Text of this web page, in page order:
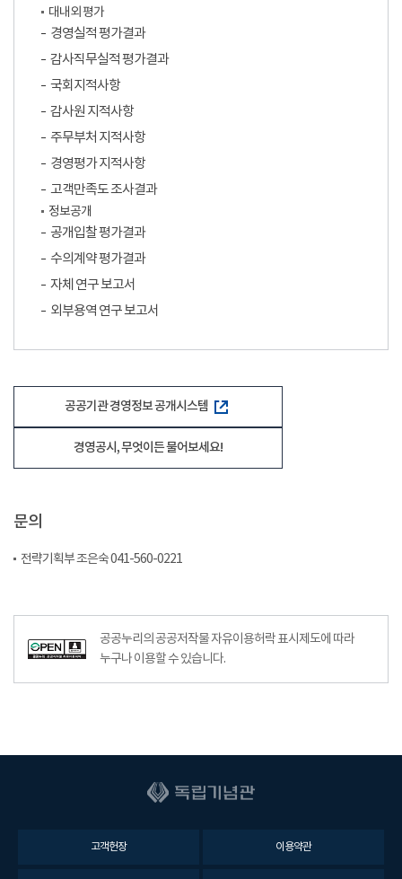
대내외 평가
경영실적 평가결과
감사직무실적 평가결과
국회지적사항
감사원 지적사항
주무부처 지적사항
경영평가 지적사항
고객만족도 조사결과
정보공개
공개입찰 평가결과
수의계약 평가결과
자체 연구 보고서
외부용역 연구 보고서
공공기관 경영정보 공개시스템
경영공시, 무엇이든 물어보세요!
문의
전략기획부 조은숙 041-560-0221
공공누리의 공공저작물 자유이용허락 표시제도에 따라
누구나 이용할 수 있습니다.
고객헌장 이용약관